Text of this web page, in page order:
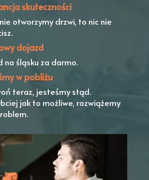
skuteczności
otworzymy drzwi, to nic nie
dojazd
na śląsku za darmo.
w pobliżu
teraz, jesteśmy stąd.
jak to możliwe, rozwiążemy